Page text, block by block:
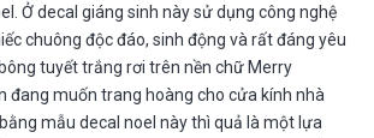
Ở decal giáng sinh này sử dụng công nghệ
chuông độc đáo, sinh động và rất đáng yêu
tuyết trắng rơi trên nền chữ Merry
đang muốn trang hoàng cho cửa kính nhà
mẫu decal noel này thì quả là một lựa